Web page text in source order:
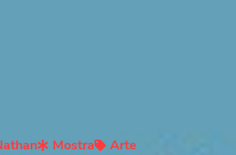
Mostra
Arte